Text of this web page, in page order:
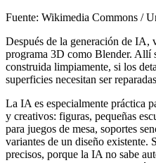
Fuente: Wikimedia Commons /
Después de la generación de IA,
programa 3D como Blender. Allí
construida limpiamente, si los
superficies necesitan ser
La IA es especialmente práctica
y creativos: figuras, pequeñas
para juegos de mesa, soportes
variantes de un diseño existente.
precisos, porque la IA no sabe